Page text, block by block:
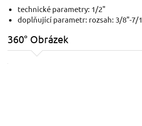
technické parametry: 1/2"
doplňující parametr: rozsah: 3/8"-7/
360° Obrázek